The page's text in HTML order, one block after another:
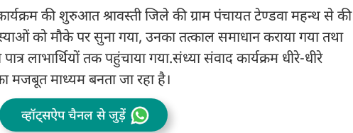
होगा पुष्पवर्षा से स्वागत
की शुरुआत श्रावस्ती जिले की ग्राम पंचायत टेण्डवा महन्थ से की
को मौके पर सुना गया, उनका तत्काल समाधान कराया गया तथा
लाभार्थियों तक पहुंचाया गया.संध्या संवाद कार्यक्रम धीरे-धीरे
माध्यम बनता जा रहा है।
व्हॉट्सऐप चैनल से जुड़ें